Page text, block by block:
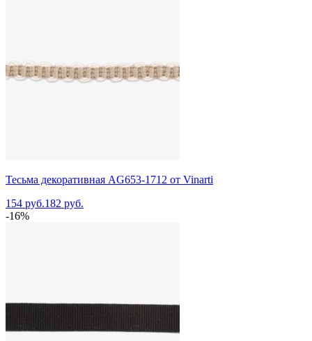
Тесьма декоративная AG653-1712 от Vinarti
154 руб.182 руб.
-16%